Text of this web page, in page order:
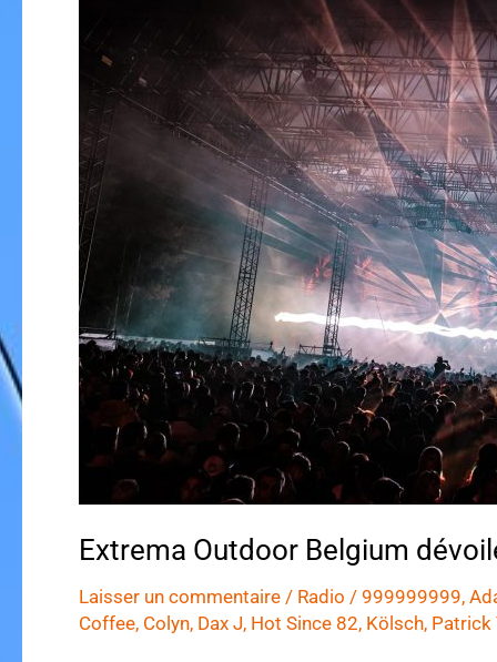
Extrema Outdoor Belgium
Laisser un commentaire / Radio / 999999999,
Coffee, Colyn, Dax J, Hot Since 82, Kölsch, Patrick